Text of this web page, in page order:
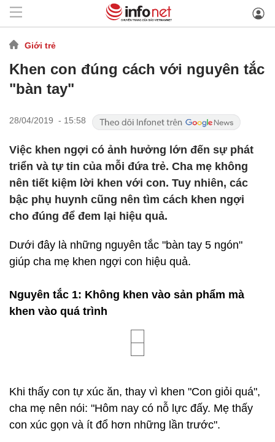
Giới trẻ
Khen con đúng cách với nguyên tắc
"bàn tay"
28/04/2019 - 15:58
Việc khen ngợi có ảnh hưởng lớn đến sự phát
triển và tự tin của mỗi đứa trẻ. Cha mẹ không
nên tiết kiệm lời khen với con. Tuy nhiên, các
bậc phụ huynh cũng nên tìm cách khen ngợi
cho đúng để đem lại hiệu quả.
Dưới đây là những nguyên tắc "bàn tay 5 ngón"
giúp cha mẹ khen ngợi con hiệu quả.
Nguyên tắc 1: Không khen vào sản phẩm mà
khen vào quá trình
Khi thấy con tự xúc ăn, thay vì khen "Con giỏi quá",
cha mẹ nên nói: "Hôm nay có nỗ lực đấy. Mẹ thấy
con xúc gọn và ít đổ hơn những lần trước".